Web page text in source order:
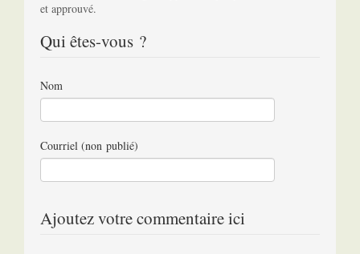
et approuvé.
Qui êtes-vous ?
Nom
Courriel (non publié)
Ajoutez votre commentaire ici